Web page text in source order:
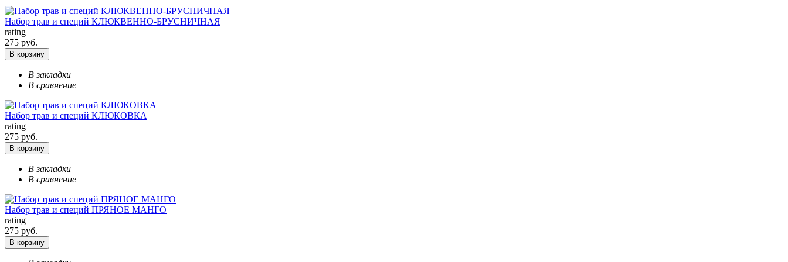
Набор трав и специй КЛЮКВЕННО-БРУСНИЧНАЯ
rating
275 руб.
В корзину
В закладки
В сравнение
Набор трав и специй КЛЮКОВКА
rating
275 руб.
В корзину
В закладки
В сравнение
Набор трав и специй ПРЯНОЕ МАНГО
rating
275 руб.
В корзину